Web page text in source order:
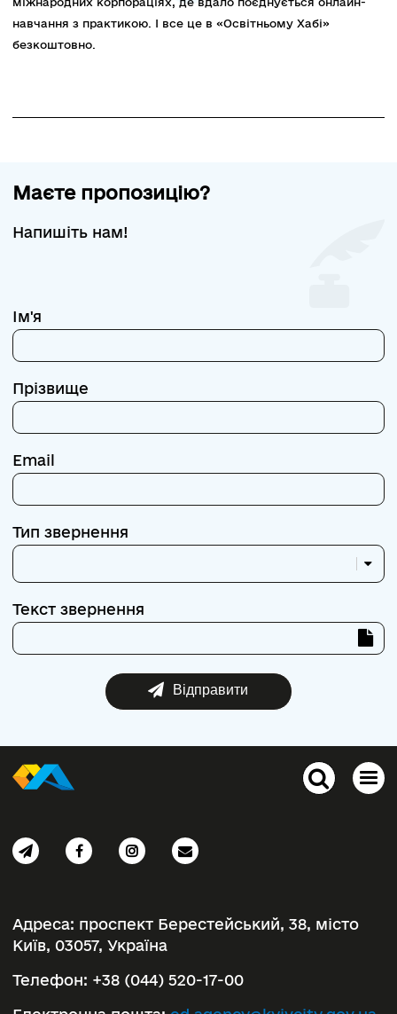
навчання з практикою. І все це в «Освітньому Хабі»
безкоштовно.
Маєте пропозицію?
Напишіть нам!
Ім'я
Прізвище
Email
Тип звернення
Текст звернення
Відправити
Адреса: проспект Берестейський, 38, місто
Київ, 03057, Україна
Телефон: +38 (044) 520-17-00